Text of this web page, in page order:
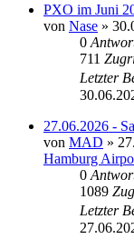
PXO im Juni
von Nase »
0
711
Letzter
27.06.2026 -
von MAD »
Hamburg
0
1089
Letzter